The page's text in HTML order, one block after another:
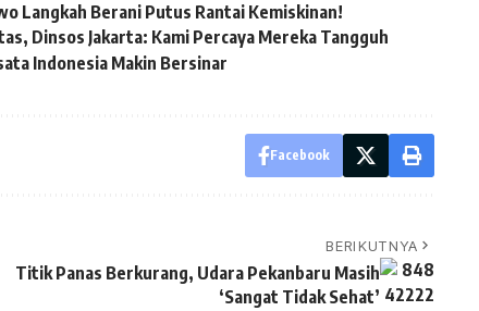
Langkah Berani Putus Rantai Kemiskinan!
Dinsos Jakarta: Kami Percaya Mereka Tangguh
Indonesia Makin Bersinar
Facebook
BERIKUTNYA
Titik Panas Berkurang, Udara Pekanbaru Masih
‘Sangat Tidak Sehat’